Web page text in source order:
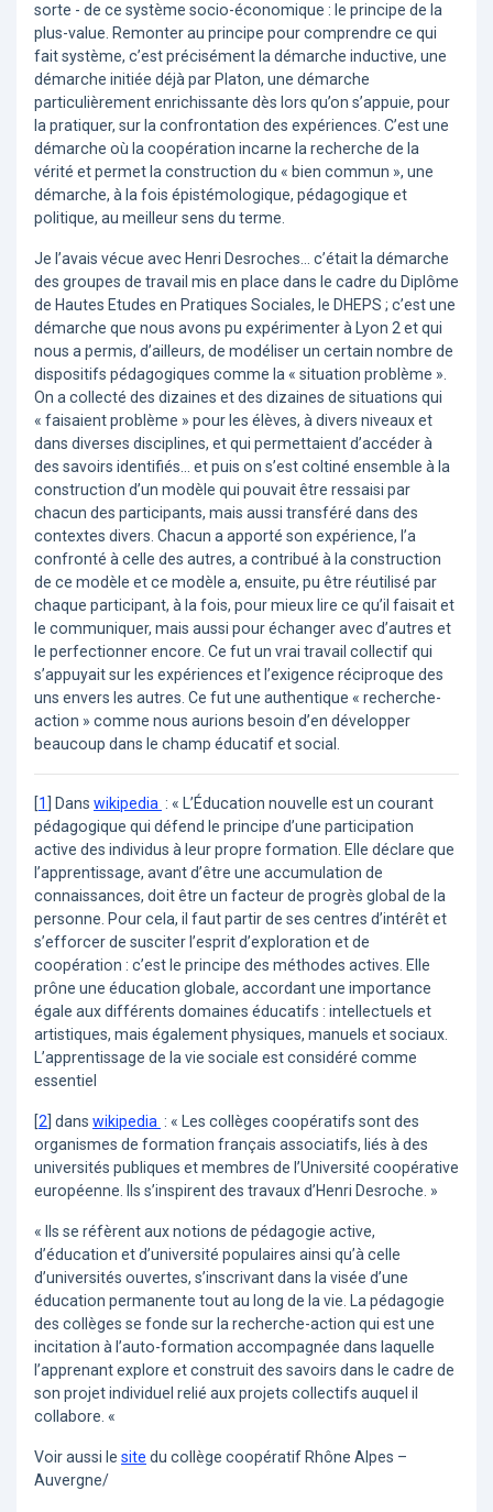
sorte - de ce système socio-économique : le principe de la
plus-value. Remonter au principe pour comprendre ce qui
fait système, c’est précisément la démarche inductive, une
démarche initiée déjà par Platon, une démarche
particulièrement enrichissante dès lors qu’on s’appuie, pour
la pratiquer, sur la confrontation des expériences. C’est une
démarche où la coopération incarne la recherche de la
vérité et permet la construction du « bien commun », une
démarche, à la fois épistémologique, pédagogique et
politique, au meilleur sens du terme.
Je l’avais vécue avec Henri Desroches... c’était la démarche
des groupes de travail mis en place dans le cadre du Diplôme
de Hautes Etudes en Pratiques Sociales, le DHEPS ; c’est une
démarche que nous avons pu expérimenter à Lyon 2 et qui
nous a permis, d’ailleurs, de modéliser un certain nombre de
dispositifs pédagogiques comme la « situation problème ».
On a collecté des dizaines et des dizaines de situations qui
« faisaient problème » pour les élèves, à divers niveaux et
dans diverses disciplines, et qui permettaient d’accéder à
des savoirs identifiés... et puis on s’est coltiné ensemble à la
construction d’un modèle qui pouvait être ressaisi par
chacun des participants, mais aussi transféré dans des
contextes divers. Chacun a apporté son expérience, l’a
confronté à celle des autres, a contribué à la construction
de ce modèle et ce modèle a, ensuite, pu être réutilisé par
chaque participant, à la fois, pour mieux lire ce qu’il faisait et
le communiquer, mais aussi pour échanger avec d’autres et
le perfectionner encore. Ce fut un vrai travail collectif qui
s’appuyait sur les expériences et l’exigence réciproque des
uns envers les autres. Ce fut une authentique « recherche-
action » comme nous aurions besoin d’en développer
beaucoup dans le champ éducatif et social.
[1 Dans wikipedia : « L’Éducation nouvelle est un courant
pédagogique qui défend le principe d’une participation
active des individus à leur propre formation. Elle déclare que
l’apprentissage, avant d’être une accumulation de
connaissances, doit être un facteur de progrès global de la
personne. Pour cela, il faut partir de ses centres d’intérêt et
s’efforcer de susciter l’esprit d’exploration et de
coopération : c’est le principe des méthodes actives. Elle
prône une éducation globale, accordant une importance
égale aux différents domaines éducatifs : intellectuels et
artistiques, mais également physiques, manuels et sociaux.
L’apprentissage de la vie sociale est considéré comme
essentiel
[2 dans wikipedia : « Les collèges coopératifs sont des
organismes de formation français associatifs, liés à des
universités publiques et membres de l’Université coopérative
européenne. Ils s’inspirent des travaux d’Henri Desroche. »
« Ils se réfèrent aux notions de pédagogie active,
d’éducation et d’université populaires ainsi qu’à celle
d’universités ouvertes, s’inscrivant dans la visée d’une
éducation permanente tout au long de la vie. La pédagogie
des collèges se fonde sur la recherche-action qui est une
incitation à l’auto-formation accompagnée dans laquelle
l’apprenant explore et construit des savoirs dans le cadre de
son projet individuel relié aux projets collectifs auquel il
collabore. «
Voir aussi le site du collège coopératif Rhône Alpes –
Auvergne/